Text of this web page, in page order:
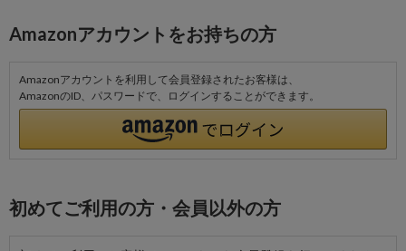
Amazonアカウントをお持ちの方
Amazonアカウントを利用して会員登録されたお客様は、
AmazonのID、パスワードで、ログインすることができます。
初めてご利用の方・会員以外の方